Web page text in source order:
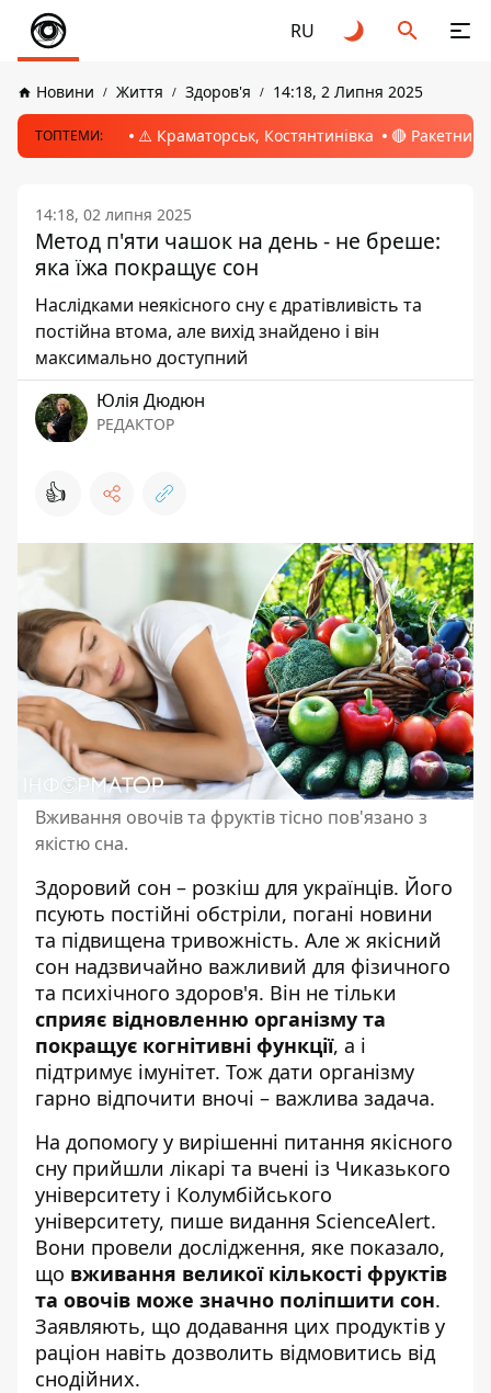
RU
Новини Життя Здоров'я 14:18, 2 Липня 2025
ТОПТЕМИ: ⚠️ Краматорськ, Костянтинівка 🔴 Ракетний
14:18, 02 липня 2025
Метод п'яти чашок на день - не бреше:
яка їжа покращує сон
Наслідками неякісного сну є дратівливість та
постійна втома, але вихід знайдено і він
максимально доступний
Юлія Дюдюн
РЕДАКТОР
👍
Вживання овочів та фруктів тісно пов'язано з
якістю сна.
Здоровий сон – розкіш для українців. Його
псують постійні обстріли, погані новини
та підвищена тривожність. Але ж якісний
сон надзвичайно важливий для фізичного
та психічного здоров'я. Він не тільки
сприяє відновленню організму та
покращує когнітивні функції, а і
підтримує імунітет. Тож дати організму
гарно відпочити вночі – важлива задача.
На допомогу у вирішенні питання якісного
сну прийшли лікарі та вчені із Чиказького
університету і Колумбійського
університету, пише видання ScienceAlert.
Вони провели дослідження, яке показало,
що вживання великої кількості фруктів
та овочів може значно поліпшити сон.
Заявляють, що додавання цих продуктів у
раціон навіть дозволить відмовитись від
снодійних.